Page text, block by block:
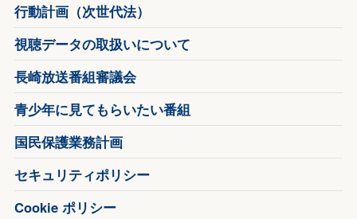
行動計画（次世代法）
視聴データの取扱いについて
長崎放送番組審議会
青少年に見てもらいたい番組
国民保護業務計画
セキュリティポリシー
Cookie ポリシー